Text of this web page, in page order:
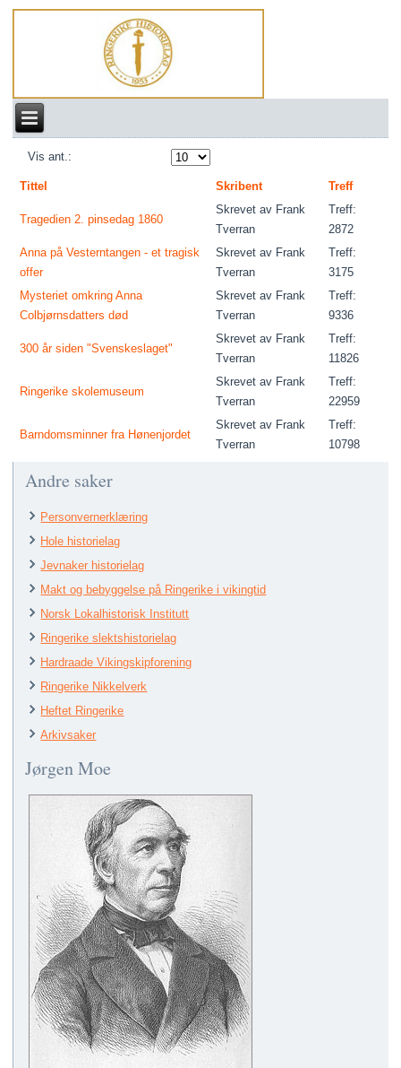
Vis ant.:
Tittel Skribent Treff
Tragedien 2. pinsedag 1860
Skrevet av Frank
Tverran
Treff:
2872
Anna på Vesterntangen - et tragisk
offer
Skrevet av Frank
Tverran
Treff:
3175
Mysteriet omkring Anna
Colbjørnsdatters død
Skrevet av Frank
Tverran
Treff:
9336
300 år siden "Svenskeslaget"
Skrevet av Frank
Tverran
Treff:
11826
Ringerike skolemuseum
Skrevet av Frank
Tverran
Treff:
22959
Barndomsminner fra Hønenjordet
Skrevet av Frank
Tverran
Treff:
10798
Andre saker
Personvernerklæring
Hole historielag
Jevnaker historielag
Makt og bebyggelse på Ringerike i vikingtid
Norsk Lokalhistorisk Institutt
Ringerike slektshistorielag
Hardraade Vikingskipforening
Ringerike Nikkelverk
Heftet Ringerike
Arkivsaker
Jørgen Moe